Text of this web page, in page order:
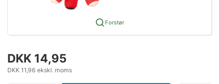
Forstør
DKK 14,95
DKK 11,96 ekskl. moms